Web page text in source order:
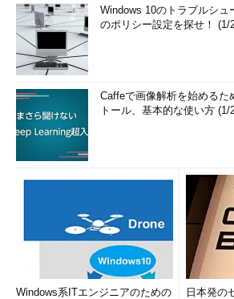
Windows 10のトラブルシ
のポリシー設定を探せ！ (1/
Caffeで画像解析を始めるた
トール、基本的な使い方 (1/
Windows系ITエンジニアのための
日本発の